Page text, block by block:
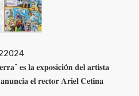
𝐞𝐬 𝐥𝐚 𝐞𝐱𝐩𝐨𝐬𝐢𝐜𝐢ó𝐧 𝐝𝐞𝐥 𝐚𝐫𝐭𝐢𝐬𝐭𝐚
𝐞𝐥 𝐫𝐞𝐜𝐭𝐨𝐫 𝐀𝐫𝐢𝐞𝐥 𝐂𝐞𝐭𝐢𝐧𝐚